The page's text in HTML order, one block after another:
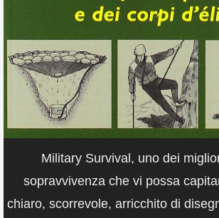
Military Survival, uno dei
sopravvivenza che vi possa
chiaro, scorrevole, arricchito di